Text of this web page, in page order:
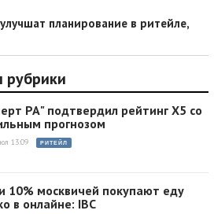
планирование в ритейле,
рубрики
РА" подтвердил рейтинг X5 со
прогнозом
13:09 РИТЕЙЛ
10% москвичей покупают еду
в онлайне: IBC